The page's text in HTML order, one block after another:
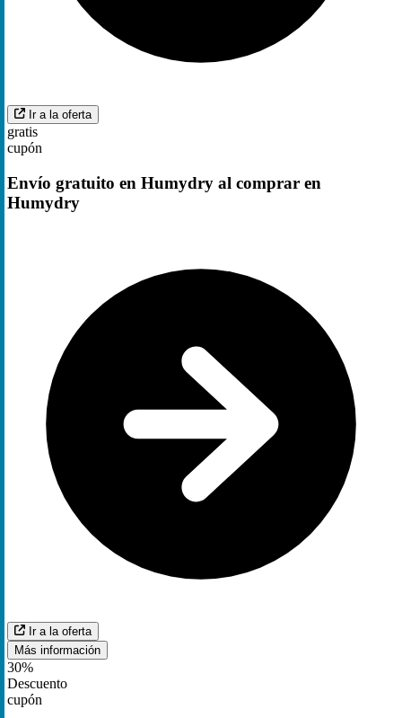
Ir a la oferta
gratis
cupón
Envío gratuito en Humydry al comprar en
Humydry
Ir a la oferta
Más información
30%
Descuento
cupón